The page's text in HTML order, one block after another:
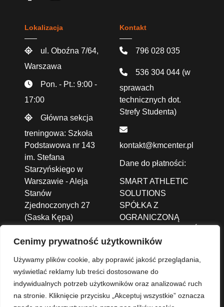
Cenimy prywatność użytkowników
Używamy plików cookie, aby poprawić jakość przeglądania,
wyświetlać reklamy lub treści dostosowane do
indywidualnych potrzeb użytkowników oraz analizować ruch
na stronie. Kliknięcie przycisku „Akceptuj wszystkie” oznacza
Lokalizacja
ul. Oboźna 7/64,
Warszawa
Pon. - Pt.: 9:00 -
17:00
Główna sekcja
treningowa: Szkoła
Podstawowa nr 143
im. Stefana
Starzyńskiego w
Warszawie - Aleja
Stanów
Zjednoczonych 27
(Saska Kępa)
Kontakt
796 028 035
536 304 044 (w
sprawach
technicznych dot.
Strefy Studenta)
kontakt@kmcenter.pl
Dane do płatności:
SMART ATHLETIC
SOLUTIONS
SPÓŁKA Z
OGRANICZONĄ
ALEJA JANA PAWŁA
II 43A /37B, 01-001
Warszawa
2004 0000 3702 8273